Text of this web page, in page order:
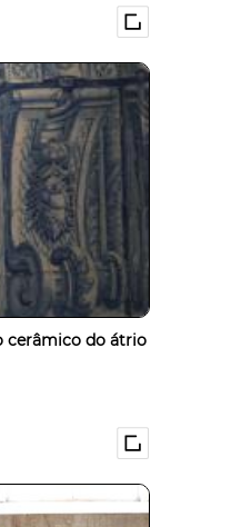
cerâmico do átrio